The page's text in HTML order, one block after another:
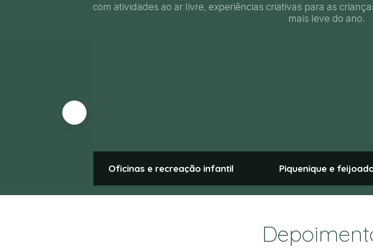
com atividades ao ar livre, experiências criativas para as
mais leve do ano.
Oficinas e recreação infantil Piquenique e